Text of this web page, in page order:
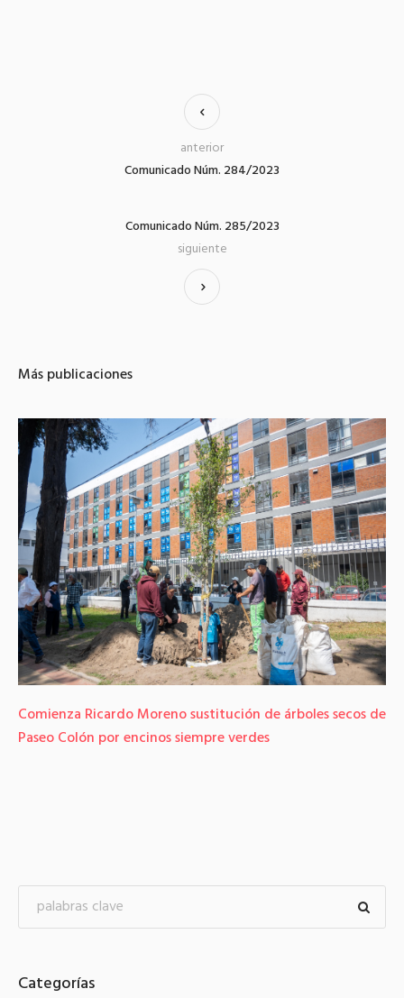
Comunicado Núm. 284/2023
anterior
Comunicado Núm. 285/2023
siguiente
Más publicaciones
Comienza Ricardo Moreno sustitución de árboles secos de
Paseo Colón por encinos siempre verdes
Categorías